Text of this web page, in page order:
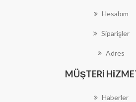
Hesabım
Siparişler
Adres
MÜŞTERI
Haberler